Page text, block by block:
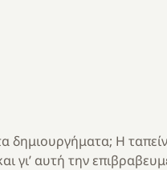
Η
γι’ αυτή την